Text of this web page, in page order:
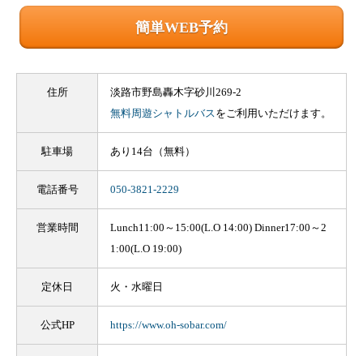
簡単WEB予約
住所
淡路市野島轟木字砂川269-2
無料周遊シャトルバスをご利用いただけます。
駐車場 あり14台（無料）
電話番号 050-3821-2229
営業時間
Lunch11:00～15:00(L.O 14:00) Dinner17:00～2
1:00(L.O 19:00)
定休日 火・水曜日
公式HP https://www.oh-sobar.com/